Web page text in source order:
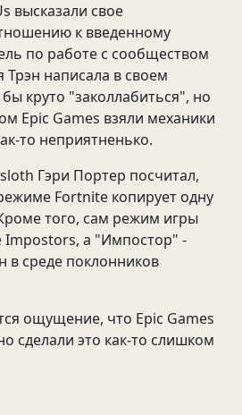
высказали свое
к введенному
по работе с сообществом
написала в своем
круто "заколлабиться", но
Epic Games взяли механики
то неприятненько.
Гэри Портер посчитал,
Fortnite копирует одну
того, сам режим игры
Impostors, а "Импостор" -
в среде поклонников
ощущение, что Epic Games
сделали это как-то слишком